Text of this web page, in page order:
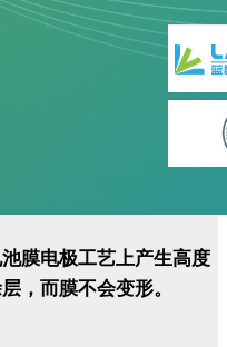
膜电极工艺上产生高度
，而膜不会变形。